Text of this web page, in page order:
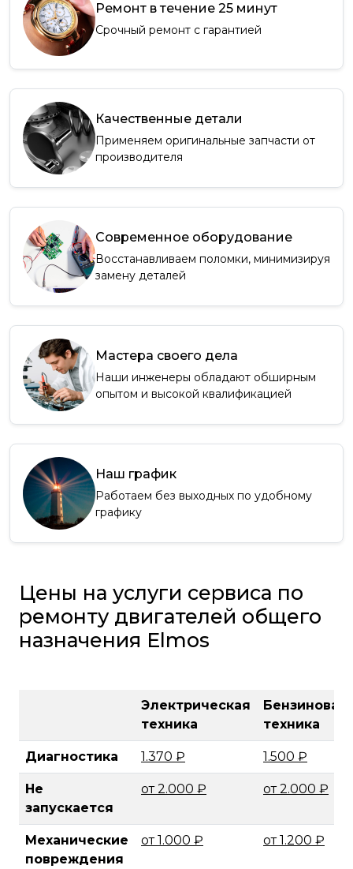
Ремонт в течение 25 минут
Срочный ремонт с гарантией
Качественные детали
Применяем оригинальные запчасти от
производителя
Современное оборудование
Восстанавливаем поломки, минимизируя
замену деталей
Мастера своего дела
Наши инженеры обладают обширным
опытом и высокой квалификацией
Наш график
Работаем без выходных по удобному
графику
Цены на услуги сервиса по
ремонту двигателей общего
назначения Elmos
Электрическая
техника
Бензиновая
техника
Диагностика 1.370 ₽ 1.500 ₽
Не
запускается
от 2.000 ₽ от 2.000 ₽
Механические
повреждения
от 1.000 ₽ от 1.200 ₽